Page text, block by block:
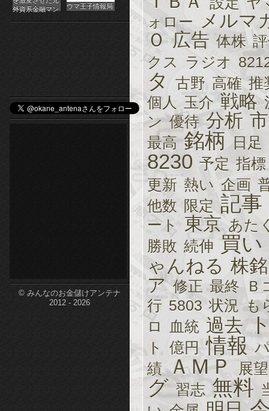
ン
ラ
イ
ン
カ
ジ
ノ
etc-
外資系金融マン
ウマ王子情報局
© みんなのお金儲けアンテナ
2012 - 2026
ォロー
メルマ
Ｏ 広告 体株
クス
ラジオ
タ 古野 高確 推
個人
玉介 戦略
ン 優待 分析
最高 銘柄 日足
8230 予定 指標
更新 熱い 企画
他数 限定 記事
ート 東京 あた
勝敗 続伸 買い
ゃんねる 株銘
ア 修正 最終 Ｂ
行 5803 状況 も
ロ
血統 過去
ト 億円 情報
績 ＡＭＰ 展望
グ 習志 無料